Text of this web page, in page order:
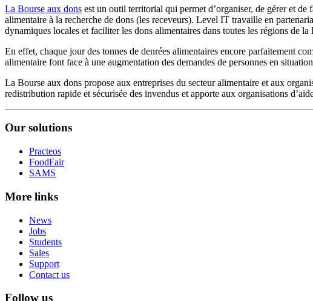
La Bourse aux dons est un outil territorial qui permet d’organiser, de gérer et de
alimentaire à la recherche de dons (les receveurs). Level IT travaille en
dynamiques locales et faciliter les dons alimentaires dans toutes les régions de la
En effet, chaque jour des tonnes de denrées alimentaires encore parfaitement
alimentaire font face à une augmentation des demandes de personnes en
La Bourse aux dons propose aux entreprises du secteur alimentaire et aux
redistribution rapide et sécurisée des invendus et apporte aux organisations
Our solutions
Practeos
FoodFair
SAMS
More links
News
Jobs
Students
Sales
Support
Contact us
Follow us